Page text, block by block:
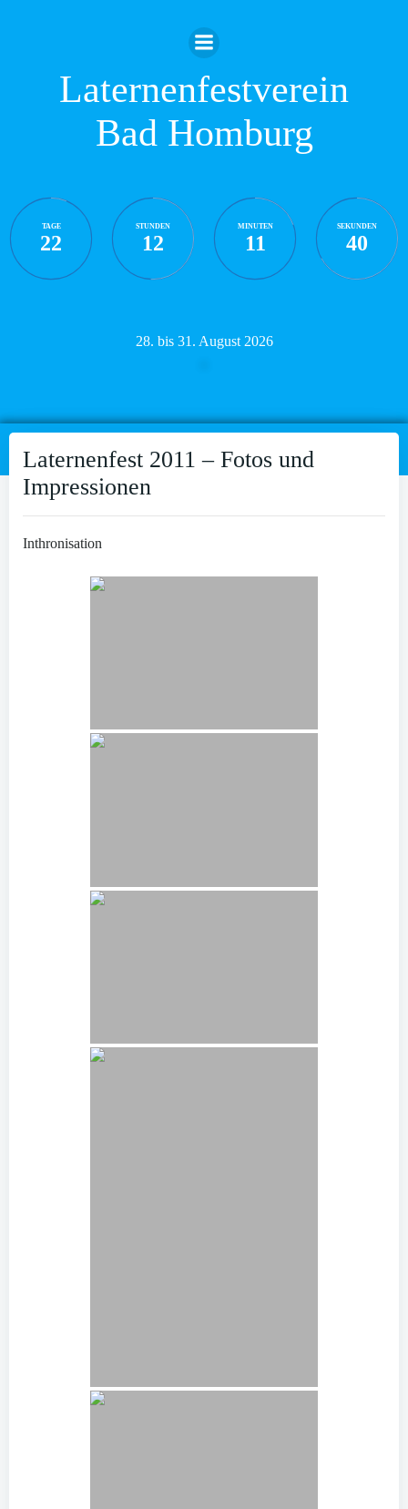
Inhalt
springen
Laternenfestverein
Bad Homburg
TAGE
22
STUNDEN
12
MINUTEN
11
SEKUNDEN
39
28. bis 31. August 2026
Laternenfest 2011 – Fotos und
Impressionen
Inthronisation